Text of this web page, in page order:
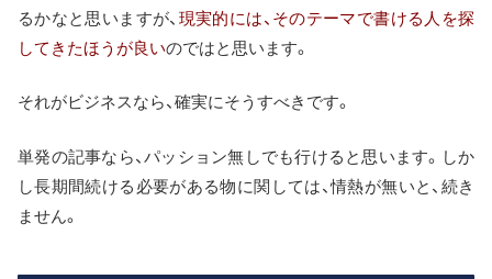
るかなと思いますが、 現実的には、そのテーマで書ける人を探
してきたほうが良いのではと思います。
それがビジネスなら、確実にそうすべきです。
単発の記事なら、パッション無しでも行けると思います。しか
し長期間続ける必要がある物に関しては、情熱が無いと、続き
ません。